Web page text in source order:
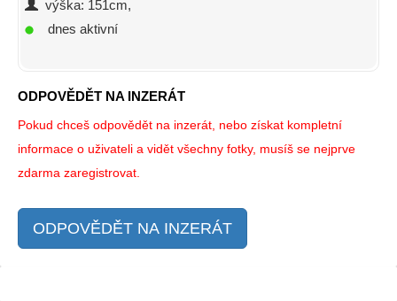
výška: 151cm,
dnes aktivní
ODPOVĚDĚT NA INZERÁT
Pokud chceš odpovědět na inzerát, nebo získat kompletní
informace o uživateli a vidět všechny fotky, musíš se nejprve
zdarma zaregistrovat.
ODPOVĚDĚT NA INZERÁT